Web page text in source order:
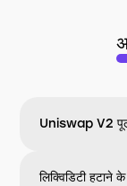
Uniswap V2 पूल
लिक्विडिटी हटाने